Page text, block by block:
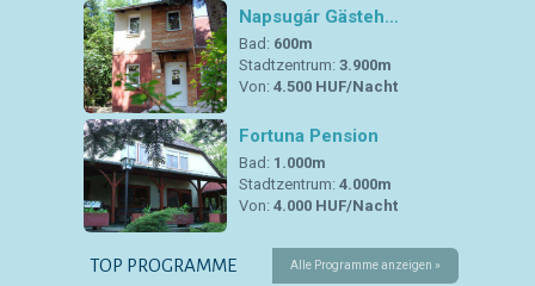
Napsugár Gästeh…
Bad: 600m
Stadtzentrum: 3.900m
Von: 4.500 HUF/Nacht
Fortuna Pension
Bad: 1.000m
Stadtzentrum: 4.000m
Von: 4.000 HUF/Nacht
TOP PROGRAMME Alle Programme anzeigen »